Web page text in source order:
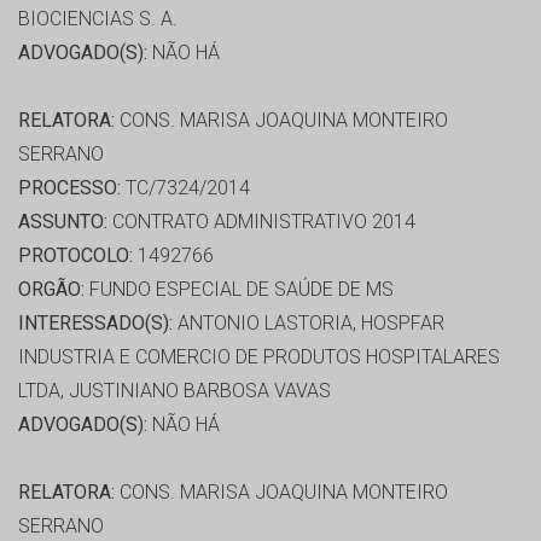
BIOCIENCIAS S. A.
ADVOGADO(S): NÃO HÁ
RELATORA: CONS. MARISA JOAQUINA MONTEIRO
SERRANO
PROCESSO: TC/7324/2014
ASSUNTO: CONTRATO ADMINISTRATIVO 2014
PROTOCOLO: 1492766
ORGÃO: FUNDO ESPECIAL DE SAÚDE DE MS
INTERESSADO(S): ANTONIO LASTORIA, HOSPFAR
INDUSTRIA E COMERCIO DE PRODUTOS HOSPITALARES
LTDA, JUSTINIANO BARBOSA VAVAS
ADVOGADO(S): NÃO HÁ
RELATORA: CONS. MARISA JOAQUINA MONTEIRO
SERRANO